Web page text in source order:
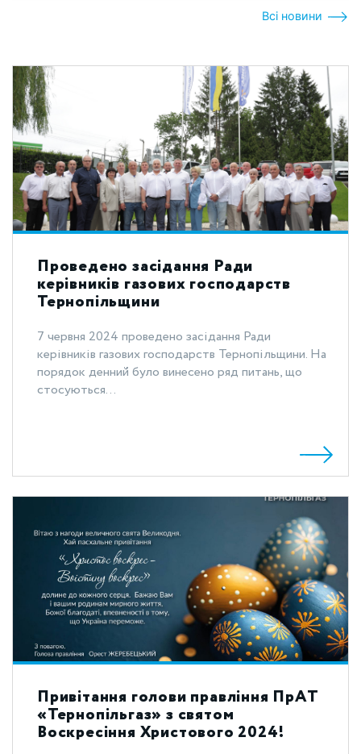
Всі новини
Проведено засідання Ради
керівників газових господарств
Тернопільщини
7 червня 2024 проведено засідання Ради
керівників газових господарств Тернопільщини. На
порядок денний було винесено ряд питань, що
стосуються...
Привітання голови правління ПрАТ
«Тернопільгаз» з святом
Воскресіння Христового 2024!